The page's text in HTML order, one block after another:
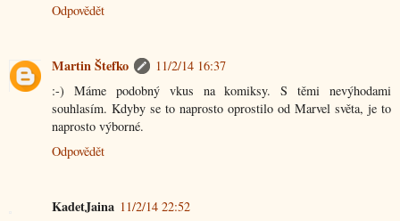
Odpovědět
Martin Štefko
11/2/14 16:37
:-) Máme podobný vkus na komiksy. S těmi nevýhodami
souhlasím. Kdyby se to naprosto oprostilo od Marvel světa, je to
naprosto výborné.
Odpovědět
KadetJaina 11/2/14 22:52